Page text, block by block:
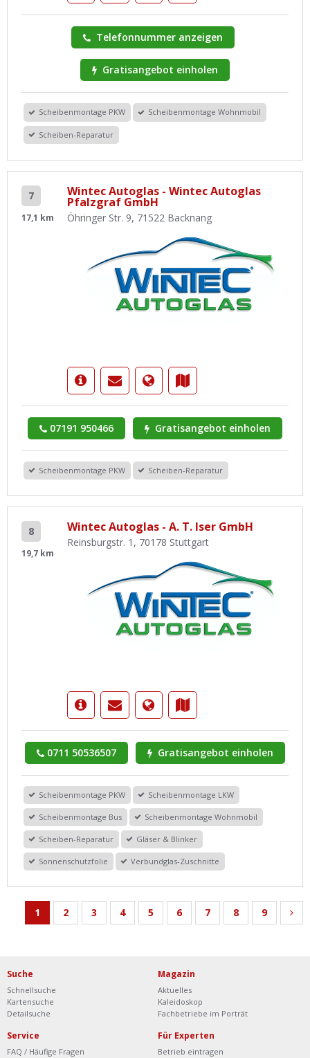
Telefonnummer anzeigen
Gratisangebot einholen
Scheibenmontage PKW Scheibenmontage Wohnmobil
Scheiben-Reparatur
7
17,1 km
Wintec Autoglas - Wintec Autoglas
Pfalzgraf GmbH
Öhringer Str. 9, 71522 Backnang
07191 950466 Gratisangebot einholen
Scheibenmontage PKW Scheiben-Reparatur
8
19,7 km
Wintec Autoglas - A. T. Iser GmbH
Reinsburgstr. 1, 70178 Stuttgart
0711 50536507 Gratisangebot einholen
Scheibenmontage PKW Scheibenmontage LKW
Scheibenmontage Bus Scheibenmontage Wohnmobil
Scheiben-Reparatur Gläser & Blinker
Sonnenschutzfolie Verbundglas-Zuschnitte
1 2 3 4 5 6 7 8 9
Suche
Schnellsuche
Kartensuche
Detailsuche
Magazin
Aktuelles
Kaleidoskop
Fachbetriebe im Porträt
Service
FAQ / Häufige Fragen
Für Experten
Betrieb eintragen